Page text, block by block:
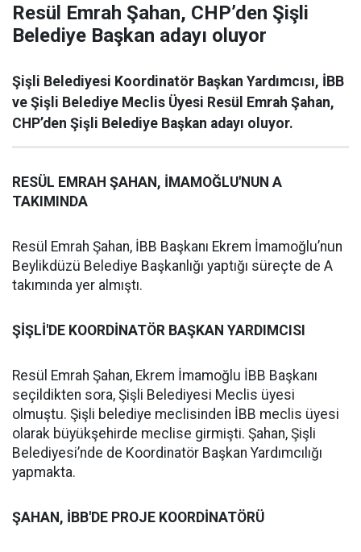
Resül Emrah Şahan, CHP’den Şişli
Belediye Başkan adayı oluyor
Şişli Belediyesi Koordinatör Başkan Yardımcısı, İBB
ve Şişli Belediye Meclis Üyesi Resül Emrah Şahan,
CHP’den Şişli Belediye Başkan adayı oluyor.
RESÜL EMRAH ŞAHAN, İMAMOĞLU'NUN A
TAKIMINDA
Resül Emrah Şahan, İBB Başkanı Ekrem İmamoğlu’nun
Beylikdüzü Belediye Başkanlığı yaptığı süreçte de A
takımında yer almıştı.
ŞİŞLİ'DE KOORDİNATÖR BAŞKAN YARDIMCISI
Resül Emrah Şahan, Ekrem İmamoğlu İBB Başkanı
seçildikten sora, Şişli Belediyesi Meclis üyesi
olmuştu. Şişli belediye meclisinden İBB meclis üyesi
olarak büyükşehirde meclise girmişti. Şahan, Şişli
Belediyesi’nde de Koordinatör Başkan Yardımcılığı
yapmakta.
ŞAHAN, İBB'DE PROJE KOORDİNATÖRÜ